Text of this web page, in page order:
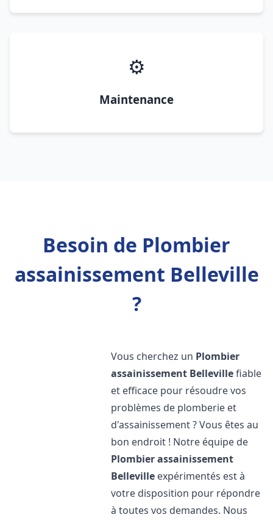
⚙️
Maintenance
Besoin de Plombier
assainissement Belleville
?
Vous cherchez un Plombier
assainissement Bellevillefiable
et efficace pour résoudre vos
problèmes de plomberie et
d'assainissement ? Vous êtes au
bon endroit ! Notre équipe de
Plombier assainissement
Belleville expérimentés est à
votre disposition pour répondre
à toutes vos demandes. Nous